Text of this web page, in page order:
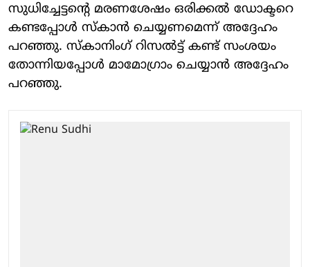
സുധിച്ചേട്ടന്‍റെ മരണശേഷം ഒരിക്കല്‍ ഡോക്ടറെ
കണ്ടപ്പോള്‍ സ്കാന്‍ ചെയ്യണമെന്ന് അദ്ദേഹം
പറഞ്ഞു. സ്കാനിം​ഗ് റിസല്‍ട്ട് കണ്ട് സംശയം
തോന്നിയപ്പോള്‍ മാമോ​ഗ്രാം ചെയ്യാന്‍ അദ്ദേഹം
പറഞ്ഞു.